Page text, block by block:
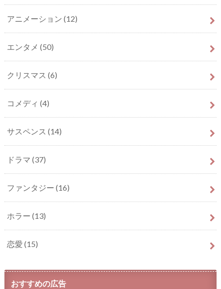
アニメーション (12)
エンタメ (50)
クリスマス (6)
コメディ (4)
サスペンス (14)
ドラマ (37)
ファンタジー (16)
ホラー (13)
恋愛 (15)
おすすめの広告